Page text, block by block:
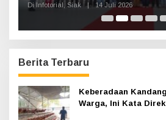
Di Infotorial, Siak | 14 Juli 2026
Berita Terbaru
Keberadaan
Warga, Ini Kata